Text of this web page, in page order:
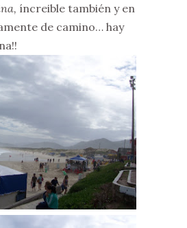
íncreible también y en
de camino… hay